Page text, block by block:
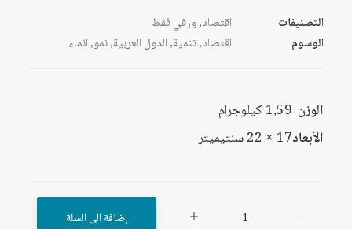
التصنيفات اقتصاد,ورقي فقط
الوسوم
اقتصاد,تنمية,الدول العربية,نمو,انماء
الوزن 1,59 كيلوجرام
الأبعاد17 × 22 سنتيميتر
إضافة الى السلة